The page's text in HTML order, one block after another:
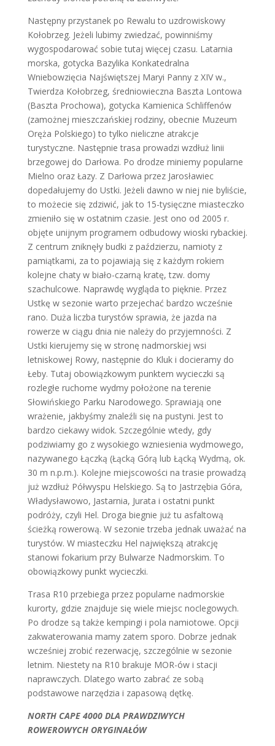
Następny przystanek po Rewalu to uzdrowiskowy
Kołobrzeg. Jeżeli lubimy zwiedzać, powinniśmy
wygospodarować sobie tutaj więcej czasu. Latarnia
morska, gotycka Bazylika Konkatedralna
Wniebowzięcia Najświętszej Maryi Panny z XIV w.,
Twierdza Kołobrzeg, średniowieczna Baszta Lontowa
(Baszta Prochowa), gotycka Kamienica Schliffenów
(zamożnej mieszczańskiej rodziny, obecnie Muzeum
Oręża Polskiego) to tylko nieliczne atrakcje
turystyczne. Następnie trasa prowadzi wzdłuż linii
brzegowej do Darłowa. Po drodze miniemy popularne
Mielno oraz Łazy. Z Darłowa przez Jarosławiec
dopedałujemy do Ustki. Jeżeli dawno w niej nie byliście,
to możecie się zdziwić, jak to 15-tysięczne miasteczko
zmieniło się w ostatnim czasie. Jest ono od 2005 r.
objęte unijnym programem odbudowy wioski rybackiej.
Z centrum zniknęły budki z paździerzu, namioty z
pamiątkami, za to pojawiają się z każdym rokiem
kolejne chaty w biało-czarną kratę, tzw. domy
szachulcowe. Naprawdę wygląda to pięknie. Przez
Ustkę w sezonie warto przejechać bardzo wcześnie
rano. Duża liczba turystów sprawia, że jazda na
rowerze w ciągu dnia nie należy do przyjemności. Z
Ustki kierujemy się w stronę nadmorskiej wsi
letniskowej Rowy, następnie do Kluk i docieramy do
Łeby. Tutaj obowiązkowym punktem wycieczki są
rozległe ruchome wydmy położone na terenie
Słowińskiego Parku Narodowego. Sprawiają one
wrażenie, jakbyśmy znaleźli się na pustyni. Jest to
bardzo ciekawy widok. Szczególnie wtedy, gdy
podziwiamy go z wysokiego wzniesienia wydmowego,
nazywanego Łączką (Łącką Górą lub Łącką Wydmą, ok.
30 m n.p.m.). Kolejne miejscowości na trasie prowadzą
już wzdłuż Półwyspu Helskiego. Są to Jastrzębia Góra,
Władysławowo, Jastarnia, Jurata i ostatni punkt
podróży, czyli Hel. Droga biegnie już tu asfaltową
ścieżką rowerową. W sezonie trzeba jednak uważać na
turystów. W miasteczku Hel największą atrakcję
stanowi fokarium przy Bulwarze Nadmorskim. To
obowiązkowy punkt wycieczki.
Trasa R10 przebiega przez popularne nadmorskie
kurorty, gdzie znajduje się wiele miejsc noclegowych.
Po drodze są także kempingi i pola namiotowe. Opcji
zakwaterowania mamy zatem sporo. Dobrze jednak
wcześniej zrobić rezerwację, szczególnie w sezonie
letnim. Niestety na R10 brakuje MOR-ów i stacji
naprawczych. Dlatego warto zabrać ze sobą
podstawowe narzędzia i zapasową dętkę.
NORTH CAPE 4000 DLA PRAWDZIWYCH
ROWEROWYCH ORYGINAŁÓW